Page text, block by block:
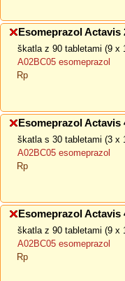
Esomeprazol
škatla z 90 tabletami (9 x
A02BC05 esomeprazol
Rp
Esomeprazol
škatla s 30 tabletami (3 x
A02BC05 esomeprazol
Rp
Esomeprazol
škatla z 90 tabletami (9 x
A02BC05 esomeprazol
Rp